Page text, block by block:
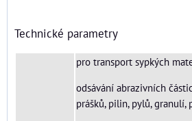
Technické parametry
pro transport sypkých
odsávání abrazivních
prášků, pilin, pylů, granulí,